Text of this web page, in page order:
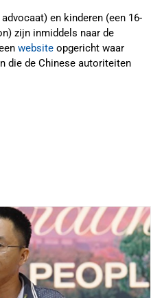
en kinderen (een 16-
zijn inmiddels naar de
website opgericht waar
die de Chinese autoriteiten